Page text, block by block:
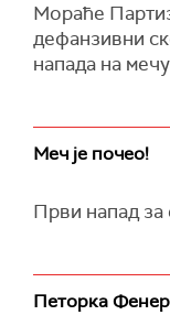
Мораће
дефанзивни
напада на
Меч је почео!
Први напад
Петорка